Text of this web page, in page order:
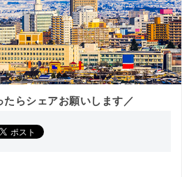
たらシェアお願いします／